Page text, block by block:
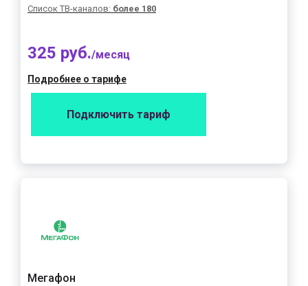
Список ТВ-каналов: более 180
325 руб./месяц
Подробнее о тарифе
Подключить тариф
Мегафон